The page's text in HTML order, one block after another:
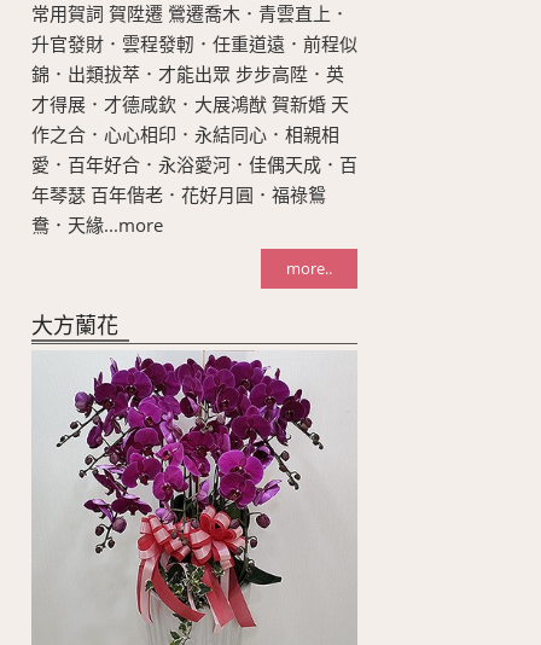
常用賀詞 賀陞遷 鶯遷喬木．青雲直上．
升官發財．雲程發軔．任重道遠．前程似
錦．出類拔萃．才能出眾 步步高陞．英
才得展．才德咸欽．大展鴻猷 賀新婚 天
作之合．心心相印．永結同心．相親相
愛．百年好合．永浴愛河．佳偶天成．百
年琴瑟 百年偕老．花好月圓．福祿鴛
鴦．天緣...more
more..
大方蘭花